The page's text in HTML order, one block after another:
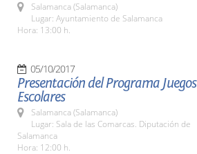
Salamanca (Salamanca)
Lugar: Ayuntamiento de Salamanca
Hora: 13:00 h.
05/10/2017
Presentación del Programa Juegos
Escolares
Salamanca (Salamanca)
Lugar: Sala de las Comarcas. Diputación de
Salamanca
Hora: 12:00 h.